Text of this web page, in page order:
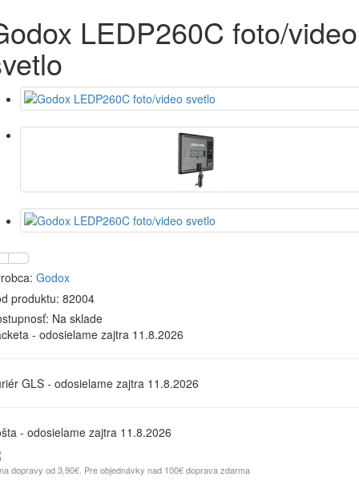
LEDP260C foto/video
Godox
produktu: 82004
Na sklade
- odosielame zajtra 11.8.2026
GLS - odosielame zajtra 11.8.2026
- odosielame zajtra 11.8.2026
dopravy od 3,90€. Pre objednávky nad 100€ doprava zdarma